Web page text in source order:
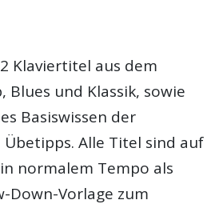
Klaviertitel aus dem
Blues und Klassik, sowie
Basiswissen der
Alle Titel sind auf
normalem Tempo als
Down-Vorlage zum